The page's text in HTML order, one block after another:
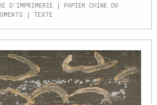
D'IMPRIMERIE | PAPIER CHINE DU
| TEXTE